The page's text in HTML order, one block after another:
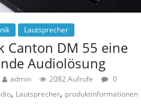
Lautsprecher
Canton DM 55 eine
Audiolösung
admin 2082 Aufrufe
0
, Lautsprecher, produktinformationen